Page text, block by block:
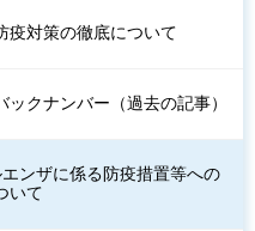
疫対策の徹底について
クナンバー（過去の記事）
ンザに係る防疫措置等への
いて